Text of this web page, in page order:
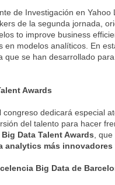
de Investigación en Yahoo
de la segunda jornada,
to improve business
en modelos analíticos. En
que se han desarrollado
Awards
dedicará especial
del talento para hacer
Big Data Talent Awards ,
analytics más
Big Data de